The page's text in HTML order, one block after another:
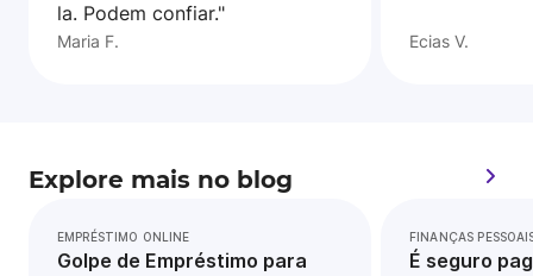
la. Podem confiar."
Maria F. Ecias V.
Explore mais no blog
EMPRÉSTIMO ONLINE
Golpe de Empréstimo para
FINANÇAS
É seguro